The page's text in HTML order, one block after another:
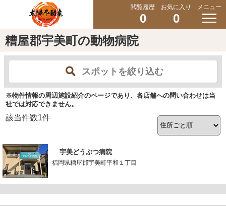
閲覧履歴
0
お気に入り
0
メニュー
糟屋郡宇美町の動物病院
スポットを絞り込む
※物件情報の周辺施設紹介のページであり、各店舗への問い合わせは当
社では対応できません。
該当件数1件
宇美どうぶつ病院
福岡県糟屋郡宇美町平和１丁目
-